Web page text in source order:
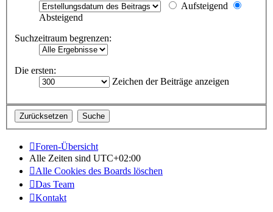
Aufsteigend
Absteigend
Suchzeitraum begrenzen:
Die ersten:
Zeichen der Beiträge anzeigen
Foren-Übersicht
Alle Zeiten sind UTC+02:00
Alle Cookies des Boards löschen
Das Team
Kontakt